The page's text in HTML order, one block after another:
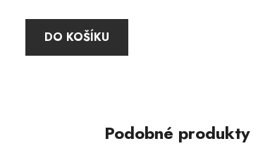
DO KOŠÍKU
Podobné produkty